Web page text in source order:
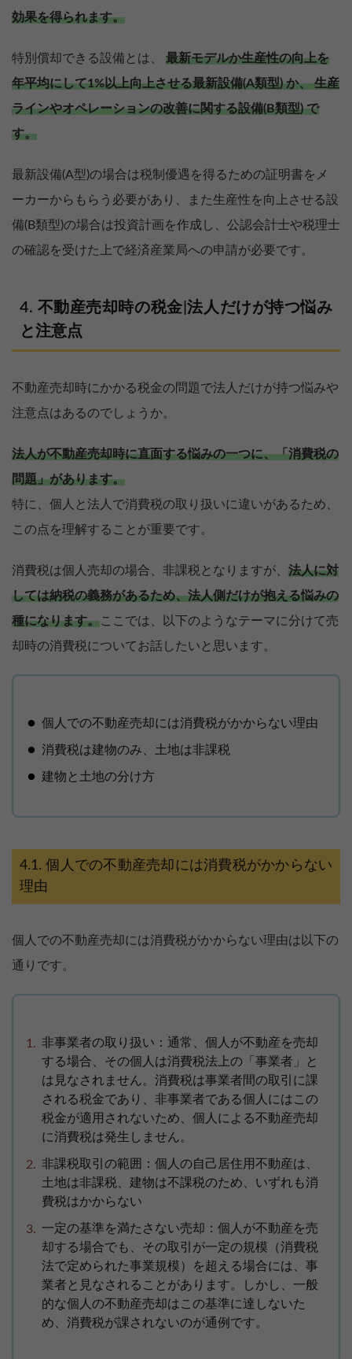
効果を得られます。
特別償却できる設備とは、 最新モデルか生産性の向上を
年平均にして1%以上向上させる最新設備(A類型) か、 生産
ラインやオペレーションの改善に関する設備(B類型) で
す。
最新設備(A型)の場合は税制優遇を得るための証明書をメ
ーカーからもらう必要があり、また生産性を向上させる設
備(B類型)の場合は投資計画を作成し、公認会計士や税理士
の確認を受けた上で経済産業局への申請が必要です。
不動産売却時の税金|法人だけが持つ悩み
と注意点
不動産売却時にかかる税金の問題で法人だけが持つ悩みや
注意点はあるのでしょうか。
法人が不動産売却時に直面する悩みの一つに、「消費税の
問題」があります。
特に、個人と法人で消費税の取り扱いに違いがあるため、
この点を理解することが重要です。
消費税は個人売却の場合、非課税となりますが、 法人に対
しては納税の義務があるため、法人側だけが抱える悩みの
種になります。ここでは、以下のようなテーマに分けて売
却時の消費税についてお話したいと思います。
個人での不動産売却には消費税がかからない理由
消費税は建物のみ、土地は非課税
建物と土地の分け方
個人での不動産売却には消費税がかからない
理由
個人での不動産売却には消費税がかからない理由は以下の
通りです。
非事業者の取り扱い：通常、個人が不動産を売却
する場合、その個人は消費税法上の「事業者」と
は見なされません。消費税は事業者間の取引に課
される税金であり、非事業者である個人にはこの
税金が適用されないため、個人による不動産売却
に消費税は発生しません。
非課税取引の範囲：個人の自己居住用不動産は、
土地は非課税、建物は不課税のため、いずれも消
費税はかからない
一定の基準を満たさない売却：個人が不動産を売
却する場合でも、その取引が一定の規模（消費税
法で定められた事業規模）を超える場合には、事
業者と見なされることがあります。しかし、一般
的な個人の不動産売却はこの基準に達しないた
め、消費税が課されないのが通例です。